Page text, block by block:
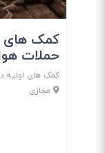
کمک های
حملات
کمک های اولیه
مجازی